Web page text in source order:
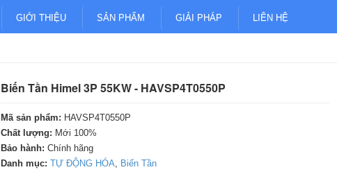
GIỚI THIỆU SẢN PHẨM GIẢI PHÁP LIÊN HỆ
Biến Tần Himel 3P 55KW - HAVSP4T0550P
Mã sản phẩm: HAVSP4T0550P
Chất lượng: Mới 100%
Bảo hành: Chính hãng
Danh mục: TỰ ĐỘNG HÓA, Biến Tần